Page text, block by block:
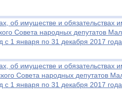
об имуществе и обязательствах
Совета народных депутатов
с 1 января по 31 декабря 2017 года
об имуществе и обязательствах
Совета народных депутатов
с 1 января по 31 декабря 2017 года